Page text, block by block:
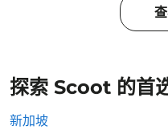
探索 Scoot 的首
新加坡